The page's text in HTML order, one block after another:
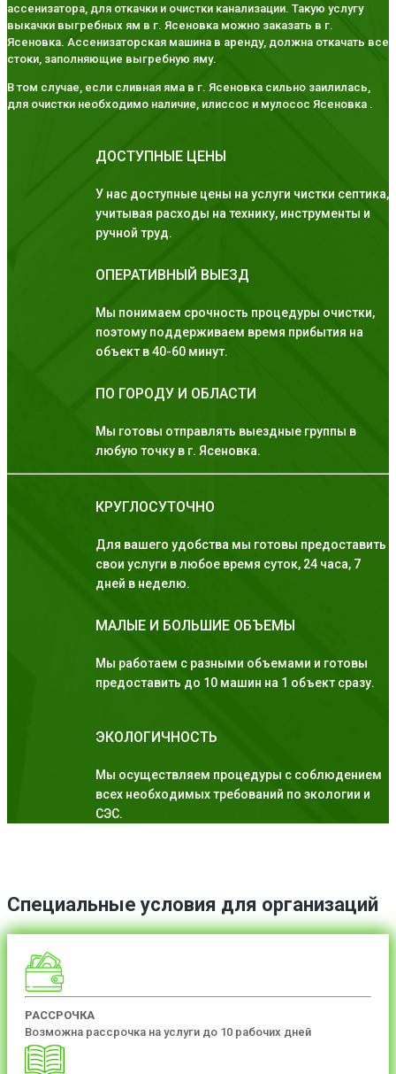
ассенизатора, для откачки и очистки канализации. Такую услугу
выкачки выгребных ям в г. Ясеновка можно заказать в г.
Ясеновка. Ассенизаторская машина в аренду, должна откачать все
стоки, заполняющие выгребную яму.
В том случае, если сливная яма в г. Ясеновка сильно заилилась,
для очистки необходимо наличие, илиссос и мулосос Ясеновка .
ДОСТУПНЫЕ ЦЕНЫ
У нас доступные цены на услуги чистки септика,
учитывая расходы на технику, инструменты и
ручной труд.
ОПЕРАТИВНЫЙ ВЫЕЗД
Мы понимаем срочность процедуры очистки,
поэтому поддерживаем время прибытия на
объект в 40-60 минут.
ПО ГОРОДУ И ОБЛАСТИ
Мы готовы отправлять выездные группы в
любую точку в г. Ясеновка.
КРУГЛОСУТОЧНО
Для вашего удобства мы готовы предоставить
свои услуги в любое время суток, 24 часа, 7
дней в неделю.
МАЛЫЕ И БОЛЬШИЕ ОБЪЕМЫ
Мы работаем с разными объемами и готовы
предоставить до 10 машин на 1 объект сразу.
ЭКОЛОГИЧНОСТЬ
Мы осуществляем процедуры с соблюдением
всех необходимых требований по экологии и
СЭС.
Специальные условия для организаций
РАССРОЧКА
Возможна рассрочка на услуги до 10 рабочих дней